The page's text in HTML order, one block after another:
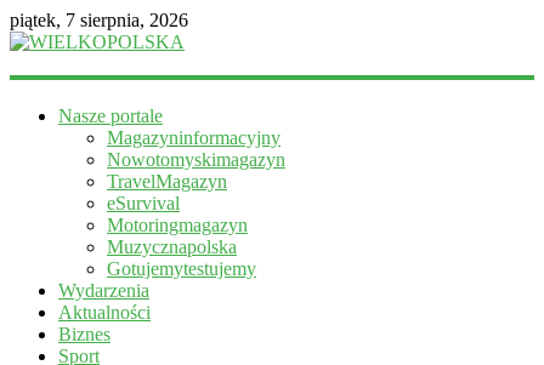
piątek, 7 sierpnia, 2026
WIELKOPOLSKA
informacyjny
Nasze portale
Magazyninformacyjny
Nowotomyskimagazyn
TravelMagazyn
eSurvival
Motoringmagazyn
Muzycznapolska
Gotujemytestujemy
Wydarzenia
Aktualności
Biznes
Sport